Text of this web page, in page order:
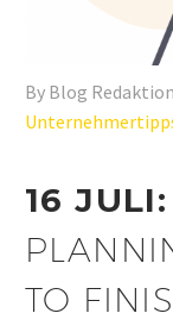
By Blog Redaktion
16 JULI:
TO